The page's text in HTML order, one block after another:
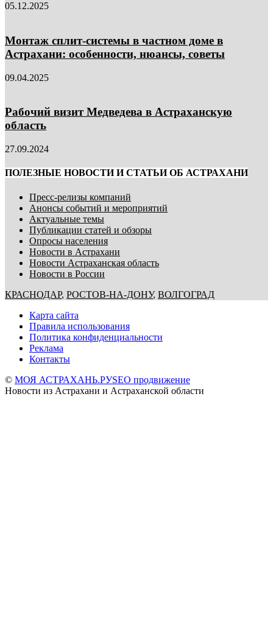
05.12.2025
Монтаж сплит-системы в частном доме в
Астрахани: особенности, нюансы, советы
09.04.2025
Рабочий визит Медведева в Астраханскую
область
27.09.2024
ПОЛЕЗНЫЕ НОВОСТИ И СТАТЬИ ОБ АСТРАХАНИ
Пресс-релизы компаний
Анонсы событий и мероприятий
Актуальные темы
Публикации статей и обзоры
Опросы населения
Новости в Астрахани
Новости Астраханская область
Новости в России
КРАСНОДАР, РОСТОВ-НА-ДОНУ, ВОЛГОГРАД
Карта сайта
Правила использования
Политика конфиденциальности
Реклама
Контакты
© МОЯ АСТРАХАНЬ.РУSEO продвижение
Новости из Астрахани и Астраханской области